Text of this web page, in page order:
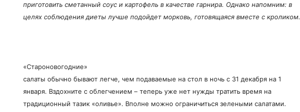
приготовить сметанный соус и картофель в качестве гарнира. Однако напомним: в
целях соблюдения диеты лучше подойдет морковь, готовящаяся вместе с кроликом.
«Староновогодние»
салаты обычно бывают легче, чем подаваемые на стол в ночь с 31 декабря на 1
января. Вздохните с облегчением – теперь уже нет нужды тратить время на
традиционный тазик «оливье». Вполне можно ограничиться зелеными салатами.